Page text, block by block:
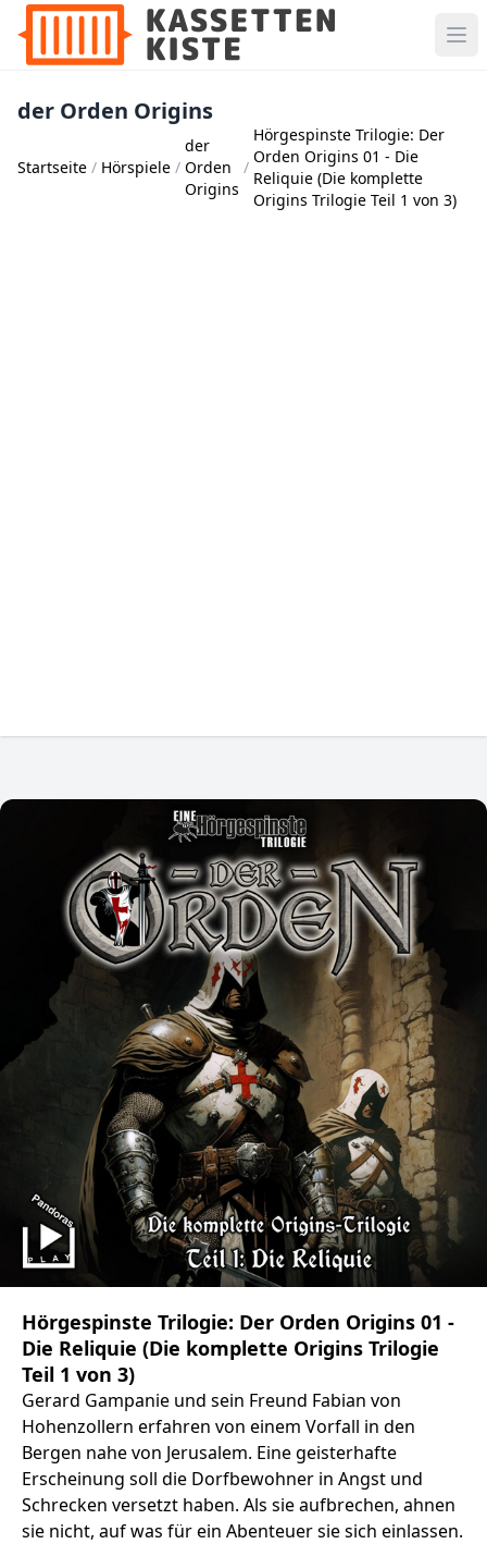
der Orden Origins
Startseite Hörspiele
der
Orden
Origins
Hörgespinste Trilogie: Der
Orden Origins 01 - Die
Reliquie (Die komplette
Origins Trilogie Teil 1 von 3)
Hörgespinste Trilogie: Der Orden Origins 01 -
Die Reliquie (Die komplette Origins Trilogie
Teil 1 von 3)
Gerard Gampanie und sein Freund Fabian von
Hohenzollern erfahren von einem Vorfall in den
Bergen nahe von Jerusalem. Eine geisterhafte
Erscheinung soll die Dorfbewohner in Angst und
Schrecken versetzt haben. Als sie aufbrechen, ahnen
sie nicht, auf was für ein Abenteuer sie sich einlassen.